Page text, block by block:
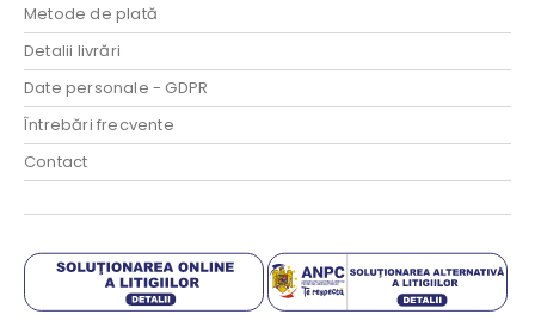
Metode de plată
Detalii livrări
Date personale - GDPR
Întrebări frecvente
Contact